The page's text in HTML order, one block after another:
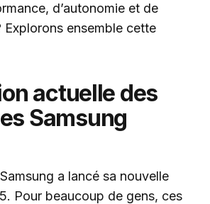
d’autonomie et de
ensemble cette
actuelle des
Samsung
a lancé sa nouvelle
Pour beaucoup de gens, ces